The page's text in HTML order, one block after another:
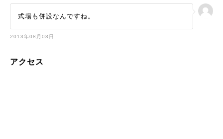
式場も併設なんですね。
2013年08月08日
アクセス